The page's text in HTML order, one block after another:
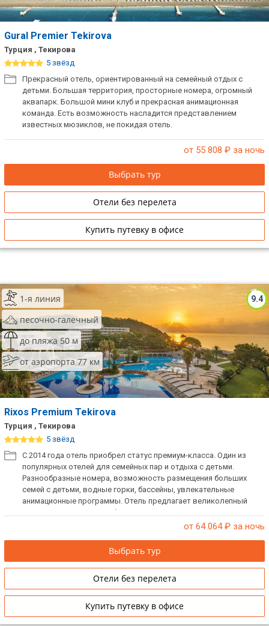
Gural Premier Tekirova
Турция , Текирова
5 звёзд
Прекрасный отель, ориентированный на семейный отдых с
детьми. Большая территория, просторные номера, огромный
аквапарк. Большой мини клуб и прекрасная анимационная
команда. Есть возможность насладится представлением
известных мюзиклов, не покидая отель.
от 55 808 ₽ за ночь
Выбрать тур
Отели без перелета
Купить путевку в офисе
9.4
1-я линия
песочно-галечный
до пляжа 50 м
от аэропорта 77 км
Rixos Premium Tekirova
Турция , Текирова
5 звёзд
С 2014 года отель приобрел статус премиум-класса. Один из
популярных отелей для семейных пар и отдыха с детьми.
Разнообразные номера, возможность размещения больших
семей с детьми, водные горки, бассейны, увлекательные
анимационные программы. Отель предлагает великолепный
отдых, сочетающий в себе историю, культуру, качество и
от 64 064₽ за ночь
Выбрать тур
Отели без перелета
Купить путевку в офисе